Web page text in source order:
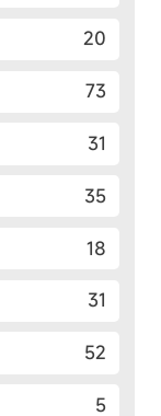
20
73
31
35
18
31
52
5